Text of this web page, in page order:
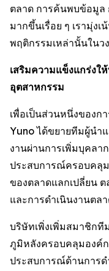
ตลาด การค้นพบข้อมูล
มากขึ้นเรื่อย ๆ เรามุ่ง
พฤติกรรมเหล่านั้นในว
เสริมความแข็งแกร่ง
อุตสาหกรรม
เพื่อเป็นส่วนหนึ่งของก
Yuno ได้ขยายทีมผู้นำ
งานผ่านการเพิ่มบุคลา
ประสบการณ์ครอบคลุ
ของตลาดแลกเปลี่ยน
และการดำเนินงานตล
บริษัทเพิ่งเพิ่มสมาชิกที
ภูมิหลังครอบคลุมองค์ก
ประสบการณ์ด้านการด